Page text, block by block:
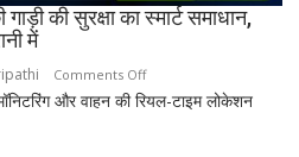
दुर्लभ
की सुरक्षा का स्मार्ट समाधान,
में
Comments Offon
MSR
और वाहन की रियल-टाइम लोकेशन